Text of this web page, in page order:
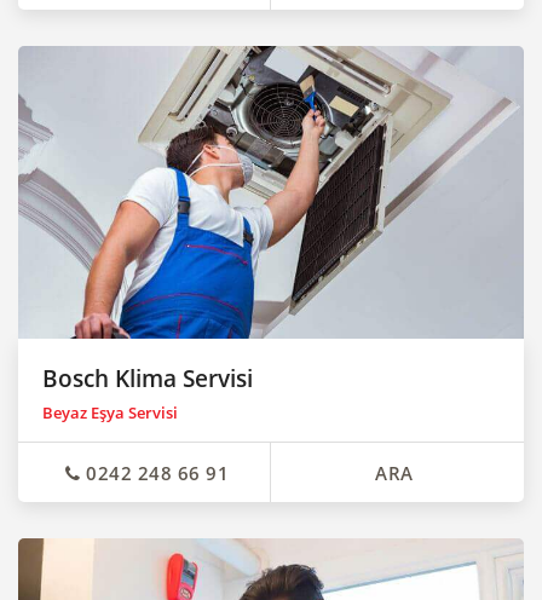
Bosch Klima Servisi
Beyaz Eşya Servisi
0242 248 66 91 ARA